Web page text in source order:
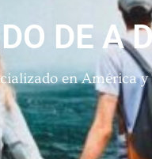
DE A
en América y